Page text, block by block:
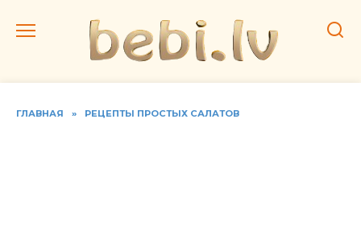
ГЛАВНАЯ » РЕЦЕПТЫ ПРОСТЫХ САЛАТОВ